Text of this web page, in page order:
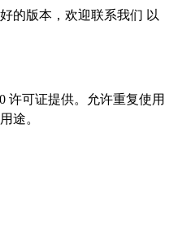
的版本，欢迎联系我们 以
许可证提供。允许重复使用
途。